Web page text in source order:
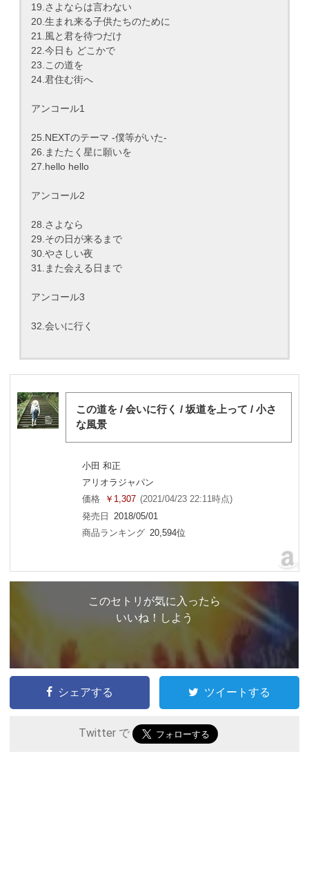
19.さよならは言わない
20.生まれ来る子供たちのために
21.風と君を待つだけ
22.今日も どこかで
23.この道を
24.君住む街へ
アンコール1
25.NEXTのテーマ -僕等がいた-
26.またたく星に願いを
27.hello hello
アンコール2
28.さよなら
29.その日が来るまで
30.やさしい夜
31.また会える日まで
アンコール3
32.会いに行く
この道を / 会いに行く / 坂道を上って / 小さ
な風景
小田 和正
アリオラジャパン
価格
￥1,307 (2021/04/23 22:11時点)
発売日
2018/05/01
商品ランキング 20,594位
このセトリが気に入ったら
いいね！しよう
シェアする ツイートする
Twitter で